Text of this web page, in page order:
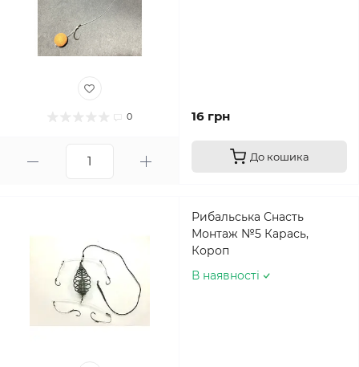
0 16 грн
До кошика
Рибальська Снасть
Монтаж №5 Карась,
Короп
В наявності